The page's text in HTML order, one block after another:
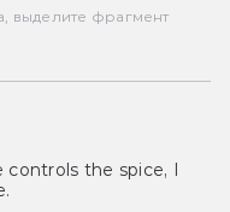
выделите фрагмент
controls the spice, I